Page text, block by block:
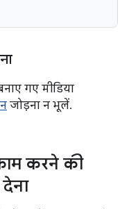
गए मीडिया
जोड़ना न भूलें.
करने की